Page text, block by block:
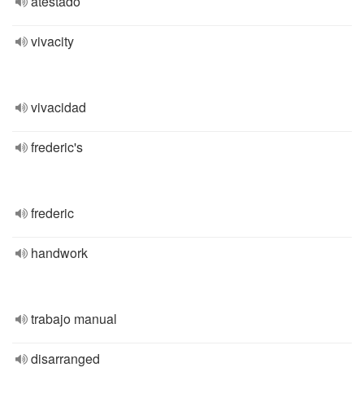
vivacity
vivacidad
frederic's
frederic
handwork
trabajo manual
disarranged